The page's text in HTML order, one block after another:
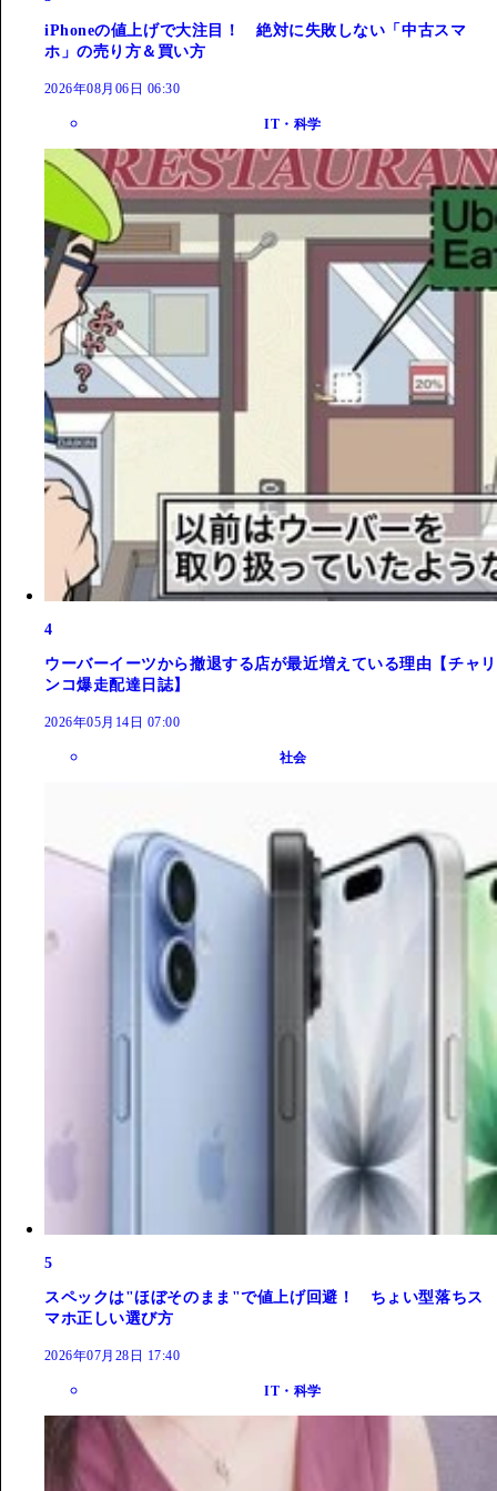
iPhoneの値上げで大注目！ 絶対に失敗しない「中古スマ
ホ」の売り方＆買い方
2026年08月06日 06:30
IT・科学
4
ウーバーイーツから撤退する店が最近増えている理由【チャリ
ンコ爆走配達日誌】
2026年05月14日 07:00
社会
5
スペックは"ほぼそのまま"で値上げ回避！ ちょい型落ちス
マホ正しい選び方
2026年07月28日 17:40
IT・科学